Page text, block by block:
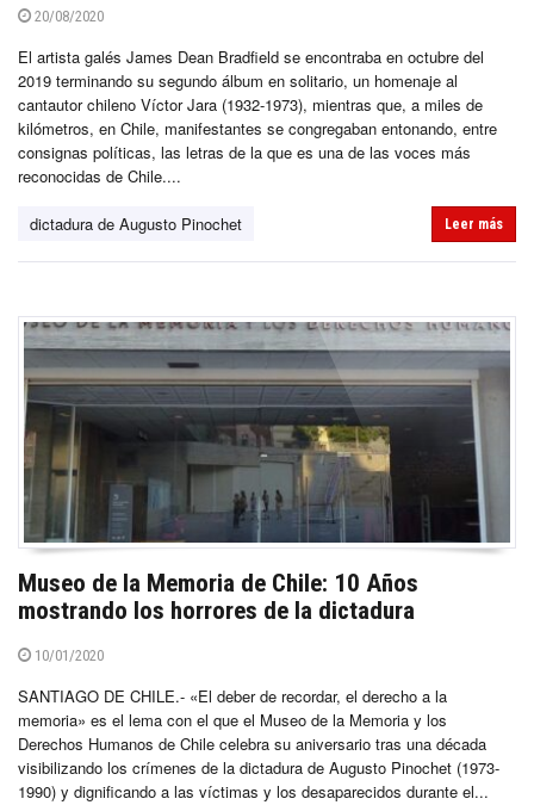
20/08/2020
El artista galés James Dean Bradfield se encontraba en octubre del
2019 terminando su segundo álbum en solitario, un homenaje al
cantautor chileno Víctor Jara (1932-1973), mientras que, a miles de
kilómetros, en Chile, manifestantes se congregaban entonando, entre
consignas políticas, las letras de la que es una de las voces más
reconocidas de Chile....
dictadura de Augusto Pinochet Leer más
Museo de la Memoria de Chile: 10 Años
mostrando los horrores de la dictadura
10/01/2020
SANTIAGO DE CHILE.- «El deber de recordar, el derecho a la
memoria» es el lema con el que el Museo de la Memoria y los
Derechos Humanos de Chile celebra su aniversario tras una década
visibilizando los crímenes de la dictadura de Augusto Pinochet (1973-
1990) y dignificando a las víctimas y los desaparecidos durante el...